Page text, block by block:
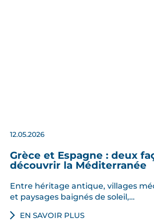
12.05.2026
Grèce et Espagne : deux
découvrir la Méditerranée
Entre héritage antique, villages
et paysages baignés de soleil,…
EN SAVOIR PLUS